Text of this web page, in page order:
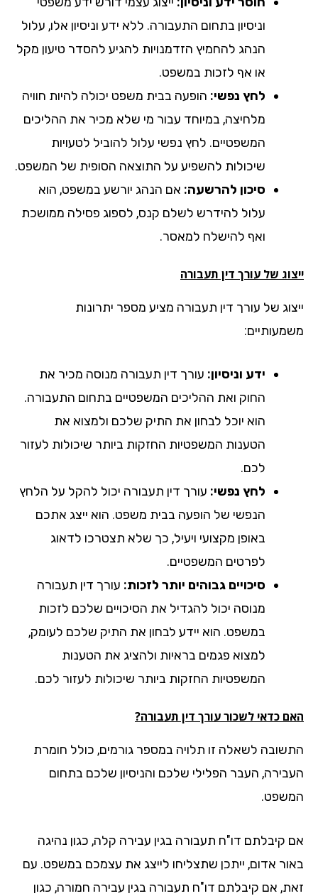
וניסיון בתחום התעבורה. ללא ידע וניסיון אלו, עלול
הנהג להחמיץ הזדמנויות להגיע להסדר טיעון מקל
או אף לזכות במשפט.
לחץ נפשי:הופעה בבית משפט יכולה להיות חוויה
מלחיצה, במיוחד עבור מי שלא מכיר את ההליכים
המשפטיים. לחץ נפשי עלול להוביל לטעויות
שיכולות להשפיע על התוצאה הסופית של המשפט.
סיכון להרשעה:אם הנהג יורשע במשפט, הוא
עלול להידרש לשלם קנס, לספוג פסילה ממושכת
ואף להישלח למאסר.
של עורך דין תעבורה
של עורך דין תעבורה מציע מספר יתרונות
ידע וניסיון:עורך דין תעבורה מנוסה מכיר את
החוק ואת ההליכים המשפטיים בתחום התעבורה.
הוא יוכל לבחון את התיק שלכם ולמצוא את
הטענות המשפטיות החזקות ביותר שיכולות לעזור
לחץ נפשי:עורך דין תעבורה יכול להקל על הלחץ
הנפשי של הופעה בבית משפט. הוא ייצג אתכם
באופן מקצועי ויעיל, כך שלא תצטרכו לדאוג
לפרטים המשפטיים.
סיכויים גבוהים יותר לזכות:עורך דין תעבורה
מנוסה יכול להגדיל את הסיכויים שלכם לזכות
במשפט. הוא יידע לבחון את התיק שלכם לעומק,
למצוא פגמים בראיות ולהציג את הטענות
המשפטיות החזקות ביותר שיכולות לעזור לכם.
כדאי לשכור עורך דין תעבורה?
לשאלה זו תלויה במספר גורמים, כולל חומרת
העבר הפלילי שלכם והניסיון שלכם בתחום
קיבלתם דו"ח תעבורה בגין עבירה קלה, כגון נהיגה
אדום, ייתכן שתצליחו לייצג את עצמכם במשפט. עם
אם קיבלתם דו"ח תעבורה בגין עבירה חמורה, כגון